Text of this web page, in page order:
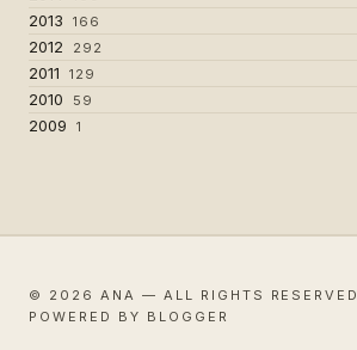
2013 166
2012 292
2011 129
2010 59
2009 1
© 2026 ANA — ALL RIGHTS RESERVED
POWERED BY BLOGGER